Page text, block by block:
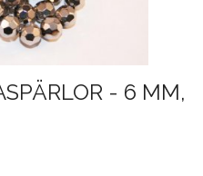
- 6 MM,